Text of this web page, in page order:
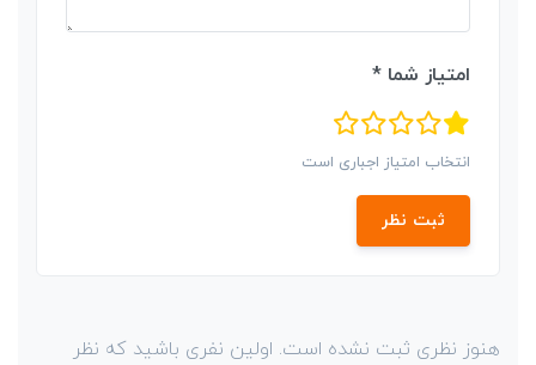
امتیاز شما *
انتخاب امتیاز اجباری است
ثبت نظر
هنوز نظری ثبت نشده است. اولین نفری باشید که نظر